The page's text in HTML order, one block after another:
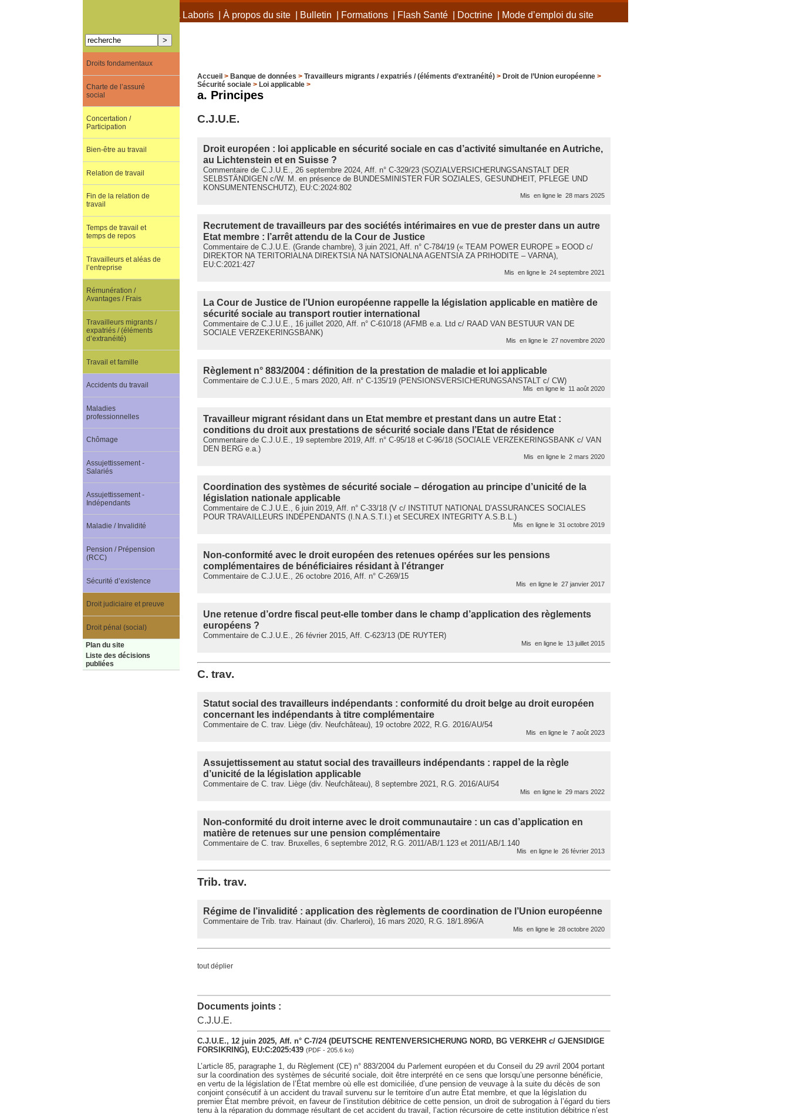
À propos de Terra Laboris| À propos du site| Bulletin Formations| Flash Santé| Doctrine| Mode d’emploi du site
Accueil > Banque de données > Travailleurs migrants / expatriés / (éléments d’extranéité)> Droit de l’Union européenne>
Sécurité sociale> Loi applicable>
a. Principes
C.J.U.E.
Droit européen : loi applicable en sécurité sociale en cas d’activité simultanée en Autriche,
au Lichtenstein et en Suisse ?
Commentaire de C.J.U.E., 26 septembre 2024, Aff. n° C-329/23 (SOZIALVERSICHERUNGSANSTALT DER
SELBSTÄNDIGEN c/W. M. en présence de BUNDESMINISTER FÜR SOZIALES, GESUNDHEIT, PFLEGE UND
KONSUMENTENSCHUTZ), EU:C:2024:802
Mis en ligne le 28 mars 2025
Recrutement de travailleurs par des sociétés intérimaires en vue de prester dans un autre
Etat membre : l’arrêt attendu de la Cour de Justice
Commentaire de C.J.U.E. (Grande chambre), 3 juin 2021, Aff. n° C-784/19 (« TEAM POWER EUROPE » EOOD c/
DIREKTOR NA TERITORIALNA DIREKTSIA NA NATSIONALNA AGENTSIA ZA PRIHODITE – VARNA),
EU:C:2021:427
Mis en ligne le 24 septembre 2021
La Cour de Justice de l’Union européenne rappelle la législation applicable en matière de
sécurité sociale au transport routier international
Commentaire de C.J.U.E., 16 juillet 2020, Aff. n° C-610/18 (AFMB e.a. Ltd c/ RAAD VAN BESTUUR VAN DE
SOCIALE VERZEKERINGSBANK)
Mis en ligne le 27 novembre 2020
Règlement n° 883/2004 : définition de la prestation de maladie et loi applicable
Commentaire de C.J.U.E., 5 mars 2020, Aff. n° C-135/19 (PENSIONSVERSICHERUNGSANSTALT c/ CW)
Mis en ligne le 11 août 2020
Travailleur migrant résidant dans un Etat membre et prestant dans un autre Etat :
conditions du droit aux prestations de sécurité sociale dans l’Etat de résidence
Commentaire de C.J.U.E., 19 septembre 2019, Aff. n° C-95/18 et C-96/18 (SOCIALE VERZEKERINGSBANK c/ VAN
DEN BERG e.a.)
Mis en ligne le 2 mars 2020
Coordination des systèmes de sécurité sociale – dérogation au principe d’unicité de la
législation nationale applicable
Commentaire de C.J.U.E., 6 juin 2019, Aff. n° C-33/18 (V c/ INSTITUT NATIONAL D’ASSURANCES SOCIALES
POUR TRAVAILLEURS INDEPENDANTS (I.N.A.S.T.I.) et SECUREX INTEGRITY A.S.B.L.)
Mis en ligne le 31 octobre 2019
Non-conformité avec le droit européen des retenues opérées sur les pensions
complémentaires de bénéficiaires résidant à l’étranger
Commentaire de C.J.U.E., 26 octobre 2016, Aff. n° C-269/15
Mis en ligne le 27 janvier 2017
Une retenue d’ordre fiscal peut-elle tomber dans le champ d’application des règlements
européens ?
Commentaire de C.J.U.E., 26 février 2015, Aff. C-623/13 (DE RUYTER)
Mis en ligne le 13 juillet 2015
C. trav.
Statut social des travailleurs indépendants : conformité du droit belge au droit européen
concernant les indépendants à titre complémentaire
Commentaire de C. trav. Liège (div. Neufchâteau), 19 octobre 2022, R.G. 2016/AU/54
Mis en ligne le 7 août 2023
Assujettissement au statut social des travailleurs indépendants : rappel de la règle
d’unicité de la législation applicable
Commentaire de C. trav. Liège (div. Neufchâteau), 8 septembre 2021, R.G. 2016/AU/54
Mis en ligne le 29 mars 2022
Non-conformité du droit interne avec le droit communautaire : un cas d’application en
matière de retenues sur une pension complémentaire
Commentaire de C. trav. Bruxelles, 6 septembre 2012, R.G. 2011/AB/1.123 et 2011/AB/1.140
Mis en ligne le 26 février 2013
Trib. trav.
Régime de l’invalidité : application des règlements de coordination de l’Union européenne
Commentaire de Trib. trav. Hainaut (div. Charleroi), 16 mars 2020, R.G. 18/1.896/A
Mis en ligne le 28 octobre 2020
tout déplier
Documents joints :
C.J.U.E.
C.J.U.E., 12 juin 2025, Aff. n° C-7/24 (DEUTSCHE RENTENVERSICHERUNG NORD, BG VERKEHR c/ GJENSIDIGE
FORSIKRING), EU:C:2025:439 (PDF - 205.6 ko)
L’article 85, paragraphe 1, du Règlement (CE) n° 883/2004 du Parlement européen et du Conseil du 29 avril 2004 portant
sur la coordination des systèmes de sécurité sociale, doit être interprété en ce sens que lorsqu’une personne bénéficie,
en vertu de la législation de l’État membre où elle est domiciliée, d’une pension de veuvage à la suite du décès de son
conjoint consécutif à un accident du travail survenu sur le territoire d’un autre État membre, et que la législation du
premier État membre prévoit, en faveur de l’institution débitrice de cette pension, un droit de subrogation à l’égard du tiers
tenu à la réparation du dommage résultant de cet accident du travail, l’action récursoire de cette institution débitrice n’est
Droits fondamentaux
Charte de l’assuré
social
Concertation /
Participation
Bien-être au travail
Relation de travail
Fin de la relation de
travail
Temps de travail et
temps de repos
Travailleurs et aléas de
l’entreprise
Rémunération /
Avantages / Frais
Travailleurs migrants /
expatriés / (éléments
d’extranéité)
Travail et famille
Accidents du travail
Maladies
professionnelles
Chômage
Assujettissement -
Salariés
Assujettissement -
Indépendants
Maladie / Invalidité
Pension / Prépension
(RCC)
Sécurité d’existence
Droit judiciaire et preuve
Droit pénal (social)
Plan du site
Liste des décisions
publiées